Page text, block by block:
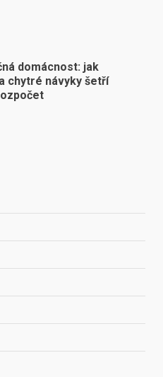
domácnost: jak
chytré návyky šetří